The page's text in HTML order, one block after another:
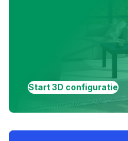
Start 3D configuratie